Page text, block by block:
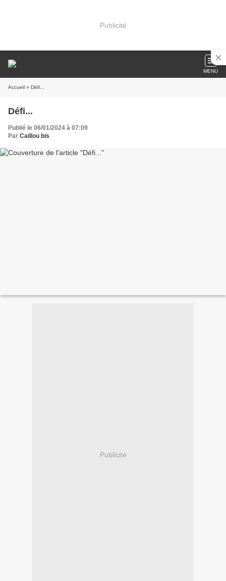
Publicité
MENU
Accueil » Défi...
Défi...
Publié le 06/01/2024 à 07:09
Par Caillou bis
Publicité